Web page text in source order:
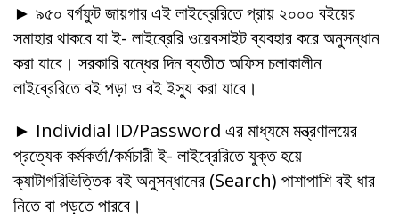
৯৫০ বর্গফুট জায়গার এই লাইব্রেরিতে প্রায় ২০০০ বইয়ের
সমাহার থাকবে যা ই- লাইব্রেরি ওয়েবসাইট ব্যবহার করে অনুসন্ধান
করা যাবে। সরকারি বন্ধের দিন ব্যতীত অফিস চলাকালীন
লাইব্রেরিতে বই পড়া ও বই ইস্যু করা যাবে।
Individial ID/Password এর মাধ্যমে মন্ত্রণালয়ের
প্রত্যেক কর্মকর্তা/কর্মচারী ই- লাইব্রেরিতে যুক্ত হয়ে
ক্যাটাগরিভিত্তিক বই অনুসন্ধানের (Search) পাশাপাশি বই ধার
নিতে বা পড়তে পারবে।